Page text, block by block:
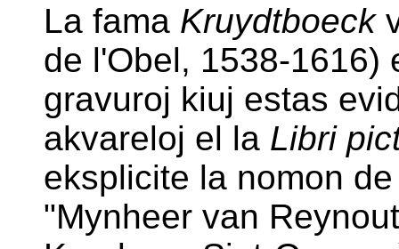
La fama Kruydtboeck
de l'Obel, 1538-1616)
gravuroj kiuj estas
akvareloj el la Libri
eksplicite la nomon
"Mynheer van